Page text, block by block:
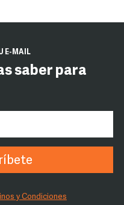
E-MAIL
saber para
y Condiciones